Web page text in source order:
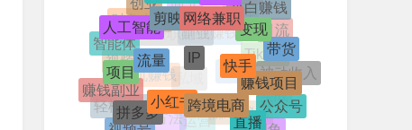
直播
跨境电商
小红书
拼多多
视频号
公众号
赚钱项目
快手
IP
流量
项目
赚钱副业
轻松赚钱
实战
被动收入
带货
变现
网络兼职
剪映
人工智能
智能体
视频
手机赚钱私域
漫剧
TikTok
引流
小白赚钱
创业
财务自由
手机兼职赚钱副业赚钱
软件
商业